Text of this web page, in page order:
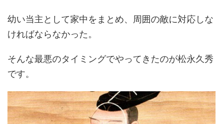
幼い当主として家中をまとめ、周囲の敵に対応しな
ければならなかった。
そんな最悪のタイミングでやってきたのが松永久秀
です。